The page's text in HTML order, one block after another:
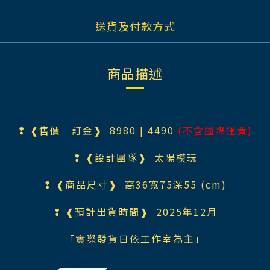
送貨及付款方式
商品描述
❢ ❰售價｜訂金❱ 8980 | 4490 (不含國際運費)
❢ ❰設計團隊❱ 太陽模玩
❢ ❰商品尺寸❱ 高36寬75深55 (cm)
❢ ❰預計出貨時間❱ 2025年12月
「實際發貨日依工作室為主」